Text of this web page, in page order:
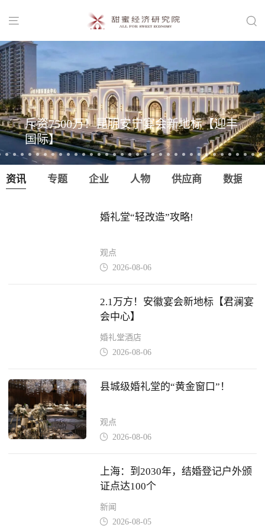
 
斥资7500万！昆明安宁宴会新地标【迎丰
国际】
资讯 专题 企业 人物 供应商 数据
婚礼堂“轻改造”攻略!
观点
 2026-08-06
2.1万方！安徽宴会新地标【君澜宴
会中心】
婚礼堂酒店
 2026-08-06
县城级婚礼堂的“黄金窗口”！
观点
 2026-08-06
上海：到2030年，结婚登记户外颁
证点达100个
新闻
 2026-08-05